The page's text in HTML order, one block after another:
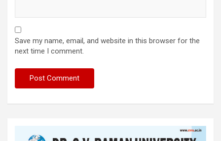
Save my name, email, and website in this browser for the
next time I comment.